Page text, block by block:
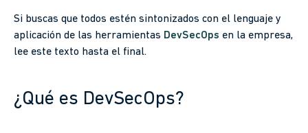
Si buscas que todos estén sintonizados con el lenguaje y
aplicación de las herramientas DevSecOps en la empresa,
lee este texto hasta el final.
¿Qué es DevSecOps?